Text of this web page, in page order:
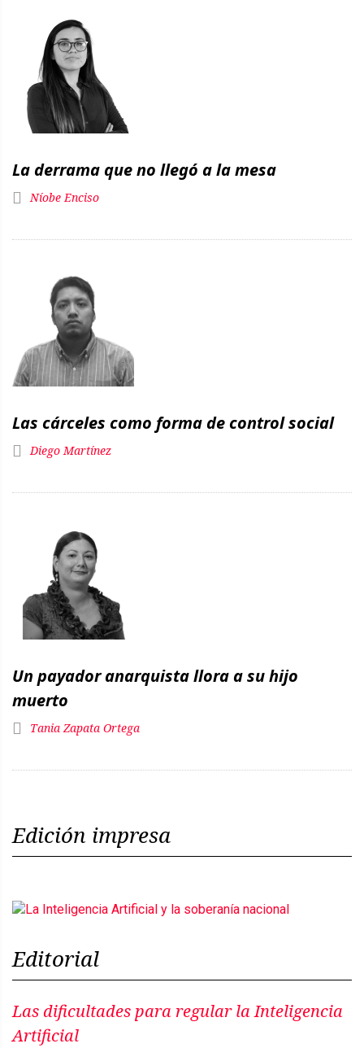
La derrama que no llegó a la mesa
Níobe Enciso
Las cárceles como forma de control social
Diego Martínez
Un payador anarquista llora a su hijo
muerto
Tania Zapata Ortega
Edición impresa
Editorial
Las dificultades para regular la Inteligencia
Artificial